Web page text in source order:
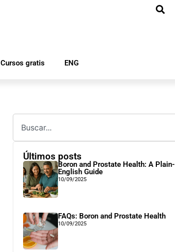
Cursos gratis ENG
Últimos posts
Boron and Prostate Health: A Plain-
English Guide
10/09/2025
FAQs: Boron and Prostate Health
10/09/2025